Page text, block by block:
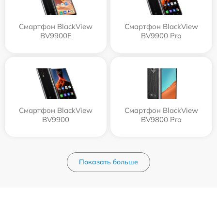
Смартфон BlackView
BV9900E
Смартфон BlackView
BV9900 Pro
Смартфон BlackView
BV9900
Смартфон BlackView
BV9800 Pro
Показать больше